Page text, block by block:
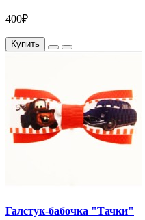
400₽
Купить
Галстук-бабочка "Тачки"